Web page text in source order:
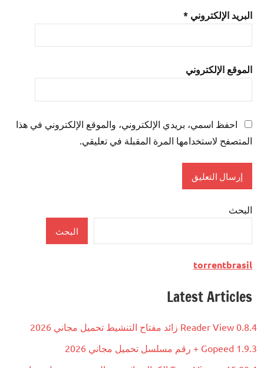
البريد الإلكتروني *
الموقع الإلكتروني
احفظ اسمي، بريدي الإلكتروني، والموقع الإلكتروني في هذا
المتصفح لاستخدامها المرة المقبلة في تعليقي.
البحث
البحث
torrentbrasil
Latest Articles
Reader View 0.8.4 زائد مفتاح التنشيط تحميل مجاني 2026
Gopeed 1.9.3 + رقم مسلسل تحميل مجاني 2026